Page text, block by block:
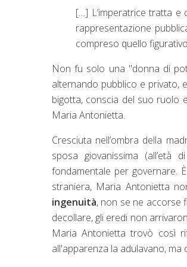
[…] L’imperatrice tratta e
rappresentazione
compreso quello
Non fu solo una "donna di
alternando pubblico e privato,
bigotta, conscia del suo ruolo
Maria Antonietta.
Cresciuta nell’ombra della
sposa giovanissima
fondamentale per governare. È
straniera, Maria Antonietta
ingenuità, non se ne accorse
decollare, gli eredi non
Maria Antonietta trovò così
all'apparenza la adulavano, ma